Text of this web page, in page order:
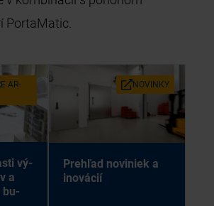
PortaMatic.
AR­
vý­
a
bu­
NO­VIN­KY
Pre­hľad no­vi­niek a
ino­vá­cií